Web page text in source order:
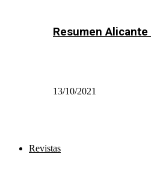
Resumen
13/10/2021
Revistas